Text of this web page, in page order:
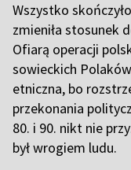
Wszystko
zmieniła stosunek
Ofiarą operacji
sowieckich
etniczna, bo
przekonania
80. i 90. nikt nie
był wrogiem ludu.